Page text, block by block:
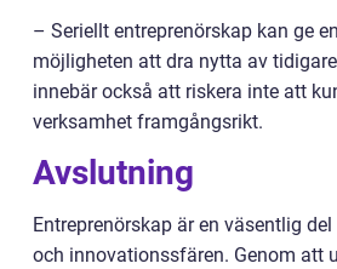
– Seriellt entreprenörskap kan ge
möjligheten att dra nytta av
innebär också att riskera inte att
verksamhet framgångsrikt.
Avslutning
Entreprenörskap är en väsentlig
och innovationssfären. Genom att